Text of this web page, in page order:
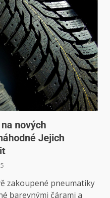
nových
Jejich
zakoupené pneumatiky
barevnými čárami a